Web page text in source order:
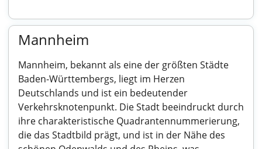
Mannheim
Mannheim, bekannt als eine der größten Städte
Baden-Württembergs, liegt im Herzen
Deutschlands und ist ein bedeutender
Verkehrsknotenpunkt. Die Stadt beeindruckt durch
ihre charakteristische Quadrantennummerierung,
die das Stadtbild prägt, und ist in der Nähe des